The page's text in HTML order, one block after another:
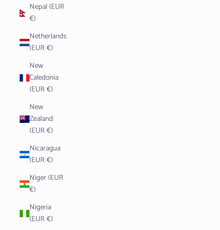
Nepal (EUR
€)
Netherlands
(EUR €)
New
Caledonia
(EUR €)
New
Zealand
(EUR €)
Nicaragua
(EUR €)
Niger (EUR
€)
Nigeria
(EUR €)